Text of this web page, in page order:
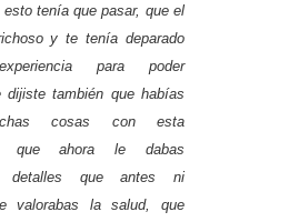
tenía que pasar, que el
y te tenía deparado
para poder
dijiste también que habías
cosas con esta
que ahora le dabas
detalles que antes ni
valorabas la salud, que